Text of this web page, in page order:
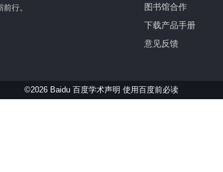
行。
图书馆合作
下载产品手册
意见反馈
©2026 Baidu 百度学术声明 使用百度前必读